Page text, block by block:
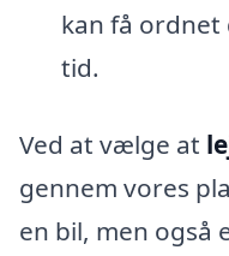
kan få
tid.
Ved at vælge at
gennem vores
en bil, men også